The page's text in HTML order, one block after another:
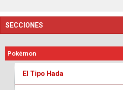
SECCIONES
Pokémon
El Tipo Hada